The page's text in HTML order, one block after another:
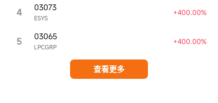
4 ESYS
03073 +400.00%
5 LPCGRP
03065 +400.00%
查看更多